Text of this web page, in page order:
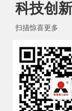
科技创
扫描惊喜更多